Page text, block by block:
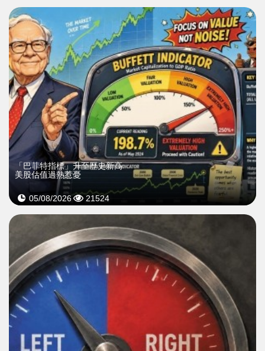
「巴菲特指標」升至歷史新高
美股估值過熱惹憂
05/08/2026 21524